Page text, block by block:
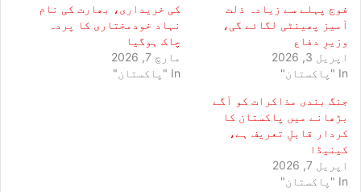
فوج پہلے سے زیادہ ذلت
آمیز پھینٹی لگائے گی،
وزیرِ دفاع
اپریل 3, 2026
In "پاکستان"
کی خریداری، بھارت کی نام
نہاد خودمختاری کا پردہ
چاک ہوگیا
مارچ 7, 2026
In "پاکستان"
جنگ بندی مذاکرات کو آگے
بڑھانے میں پاکستان کا
کردار قابلِ تعریف ہے،
کینیڈا
اپریل 7, 2026
In "پاکستان"